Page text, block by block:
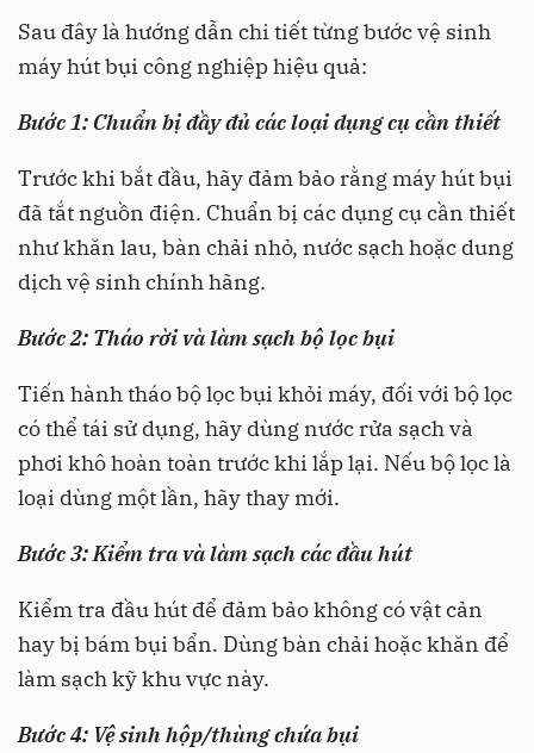
Sau đây là hướng dẫn chi tiết từng bước vệ sinh
máy hút bụi công nghiệp hiệu quả:
Bước 1: Chuẩn bị đầy đủ các loại dụng cụ cần thiết
Trước khi bắt đầu, hãy đảm bảo rằng máy hút bụi
đã tắt nguồn điện. Chuẩn bị các dụng cụ cần thiết
như khăn lau, bàn chải nhỏ, nước sạch hoặc dung
dịch vệ sinh chính hãng.
Bước 2: Tháo rời và làm sạch bộ lọc bụi
Tiến hành tháo bộ lọc bụi khỏi máy, đối với bộ lọc
có thể tái sử dụng, hãy dùng nước rửa sạch và
phơi khô hoàn toàn trước khi lắp lại. Nếu bộ lọc là
loại dùng một lần, hãy thay mới.
Bước 3: Kiểm tra và làm sạch các đầu hút
Kiểm tra đầu hút để đảm bảo không có vật cản
hay bị bám bụi bẩn. Dùng bàn chải hoặc khăn để
làm sạch kỹ khu vực này.
Bước 4: Vệ sinh hộp/thùng chứa bụi